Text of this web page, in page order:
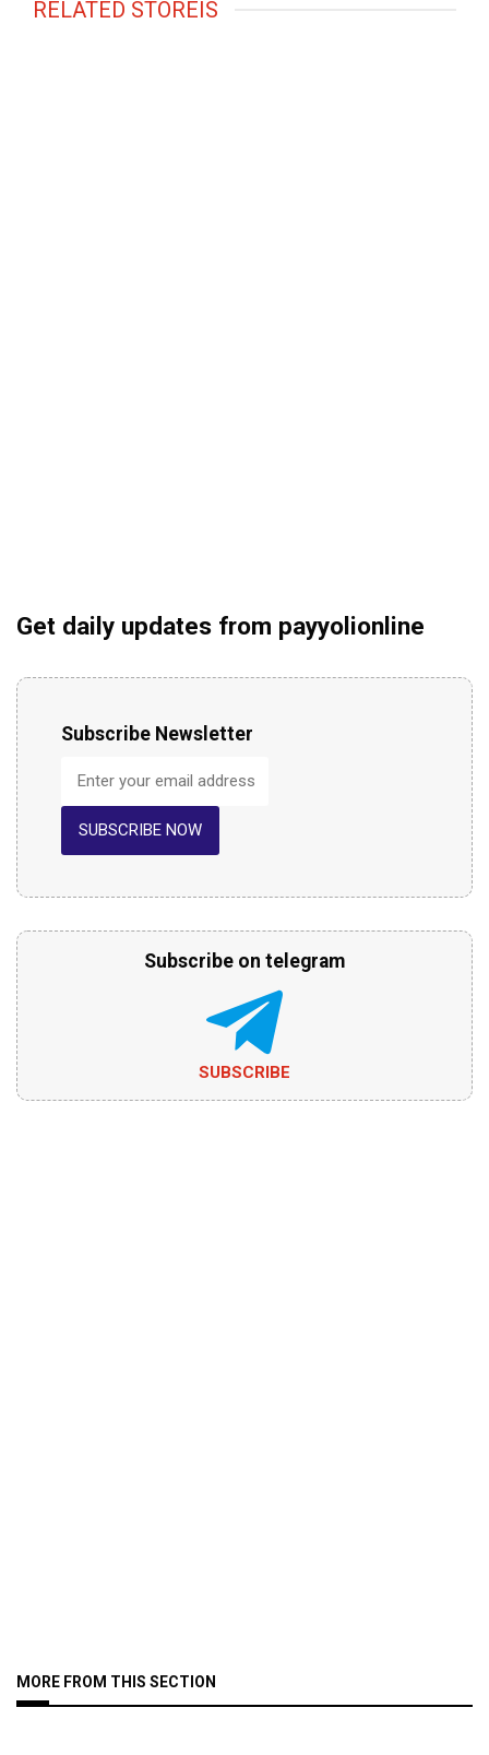
RELATED STOREIS
Get daily updates from payyolionline
Subscribe Newsletter
SUBSCRIBE NOW
Subscribe on telegram
SUBSCRIBE
MORE FROM THIS SECTION